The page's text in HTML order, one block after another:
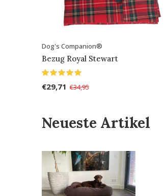
Dog's Companion®
Bezug Royal Stewart
€29,71 €34,95
Neueste Artikel